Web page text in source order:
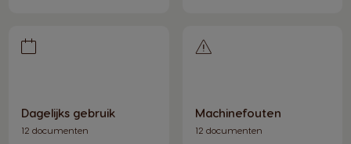
Dagelijks gebruik
12 documenten
Machinefouten
12 documenten